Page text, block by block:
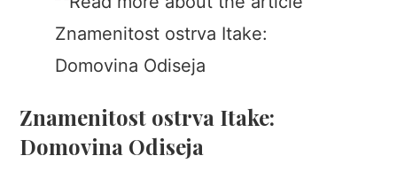
Znamenitost ostrva Itake:
Domovina Odiseja